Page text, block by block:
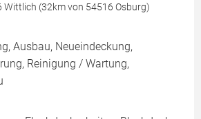
Wittlich (32km von 54516 Osburg)
Ausbau, Neueindeckung,
Reinigung / Wartung,